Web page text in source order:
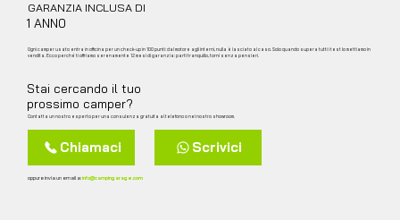
GARANZIA INCLUSA DI
1 ANN0
Ogni camper usato entra in officina per un check‑up in 100 punti: dal motore agli interni, nulla è lasciato al caso. Solo quando supera tutti i test lo mettiamo in
vendita. Ecco perché ti offriamo serenamente 12 mesi di garanzia: parti tranquillo, torni senza pensieri.
Stai cercando il tuo
prossimo camper?
Contatta un nostro esperto per una consulenza gratuita al telefono o nel nostro showroom.
Chiamaci Scrivici
oppure invia un email a:info@campingarage.com